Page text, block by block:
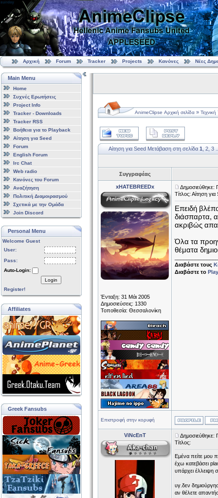
Αρχική Forum Tracker Projects Κανόνες Νέες
Main Menu
Home
Συχνές Ερωτήσεις
Project Info
Tracker - Downloads
Tracker RSS
Βοήθεια για το Playback
Αίτηση για Seed
Forum
English Forum
Irc Chat
Web radio
Κανόνες του Forum
Αναζήτηση
Πολιτική Διαμοιρασμού
Σχετικά με την Ομάδα
Join Discord
Personal Menu
Welcome Guest
User:
Pass:
Auto-Login:
Login
Register!
Affiliates
Greek Fansubs
AnimeClipse Αρχική σελίδα »
Αίτηση για Seed Μετάβαση στη σελίδα 1 2 3
Συγγραφέας
xHATEBREEDx
Ένταξη: 31 Μάι 2005
Δημοσιεύσεις: 1330
Τοποθεσία: Θεσσαλονίκη
Τίτλος: Αίτηση
Επειδή
διάσπαρτα,
ακριβώς
Όλα τα
θέματα
Διαβάστε τους
Διαβάστε το
Επιστροφή στην κορυφή
ViNcEnT
Τίτλος:
Εμένα πείτε μου
έχω κατεβάσει
υπάρχει έλλειψη
υγ.δεν
αν θέλετε